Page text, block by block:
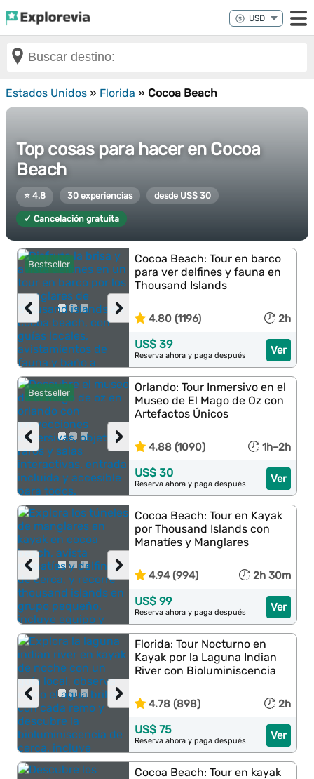
Estados Unidos » Florida » Cocoa Beach
Top cosas para hacer en Cocoa
Beach
⭐ 4.8 30 experiencias desde US$ 30
✓ Cancelación gratuita
Bestseller
›
‹
Cocoa Beach: Tour en barco
para ver delfines y fauna en
Thousand Islands
4.80 (1196) 2h
Ver
US$ 39
Reserva ahora y paga después
Bestseller
›
‹
Orlando: Tour Inmersivo en el
Museo de El Mago de Oz con
Artefactos Únicos
4.88 (1090) 1h–2h
Ver
US$ 30
Reserva ahora y paga después
›
‹
Cocoa Beach: Tour en Kayak
por Thousand Islands con
Manatíes y Manglares
4.94 (994) 2h 30m
Ver
US$ 99
Reserva ahora y paga después
›
‹
Florida: Tour Nocturno en
Kayak por la Laguna Indian
River con Bioluminiscencia
4.78 (898) 2h
Ver
US$ 75
Reserva ahora y paga después
Cocoa Beach: Tour en kayak